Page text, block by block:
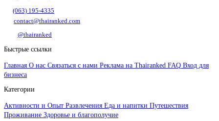
(063) 195-4335
contact@thairanked.com
@thairanked
Быстрые ссылки
Главная О нас Связаться с нами Реклама на Thairanked FAQ Вход для
бизнеса
Категории
Активности и Опыт Развлечения Еда и напитки Путешествия
Проживание Здоровье и благополучие